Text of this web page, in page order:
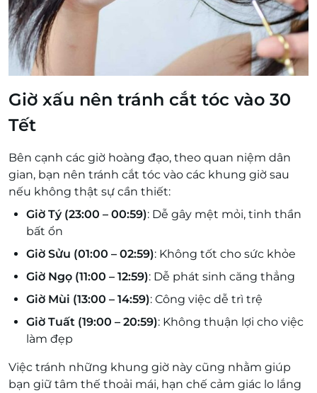
Giờ xấu nên tránh cắt tóc vào 30
Tết
Bên cạnh các giờ hoàng đạo, theo quan niệm dân
gian, bạn nên tránh cắt tóc vào các khung giờ sau
nếu không thật sự cần thiết:
Giờ Tý (23:00 – 00:59): Dễ gây mệt mỏi, tinh thần
bất ổn
Giờ Sửu (01:00 – 02:59): Không tốt cho sức khỏe
Giờ Ngọ (11:00 – 12:59): Dễ phát sinh căng thẳng
Giờ Mùi (13:00 – 14:59): Công việc dễ trì trệ
Giờ Tuất (19:00 – 20:59): Không thuận lợi cho việc
làm đẹp
Việc tránh những khung giờ này cũng nhằm giúp
bạn giữ tâm thế thoải mái, hạn chế cảm giác lo lắng